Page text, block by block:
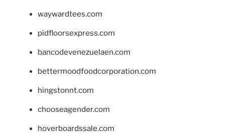
waywardtees.com
pidfloorsexpress.com
bancodevenezuelaen.com
bettermoodfoodcorporation.com
hingstonnt.com
chooseagender.com
hoverboardssale.com